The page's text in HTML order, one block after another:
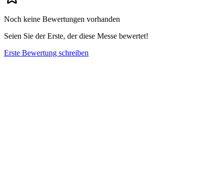
Noch keine Bewertungen vorhanden
Seien Sie der Erste, der diese Messe bewertet!
Erste Bewertung schreiben